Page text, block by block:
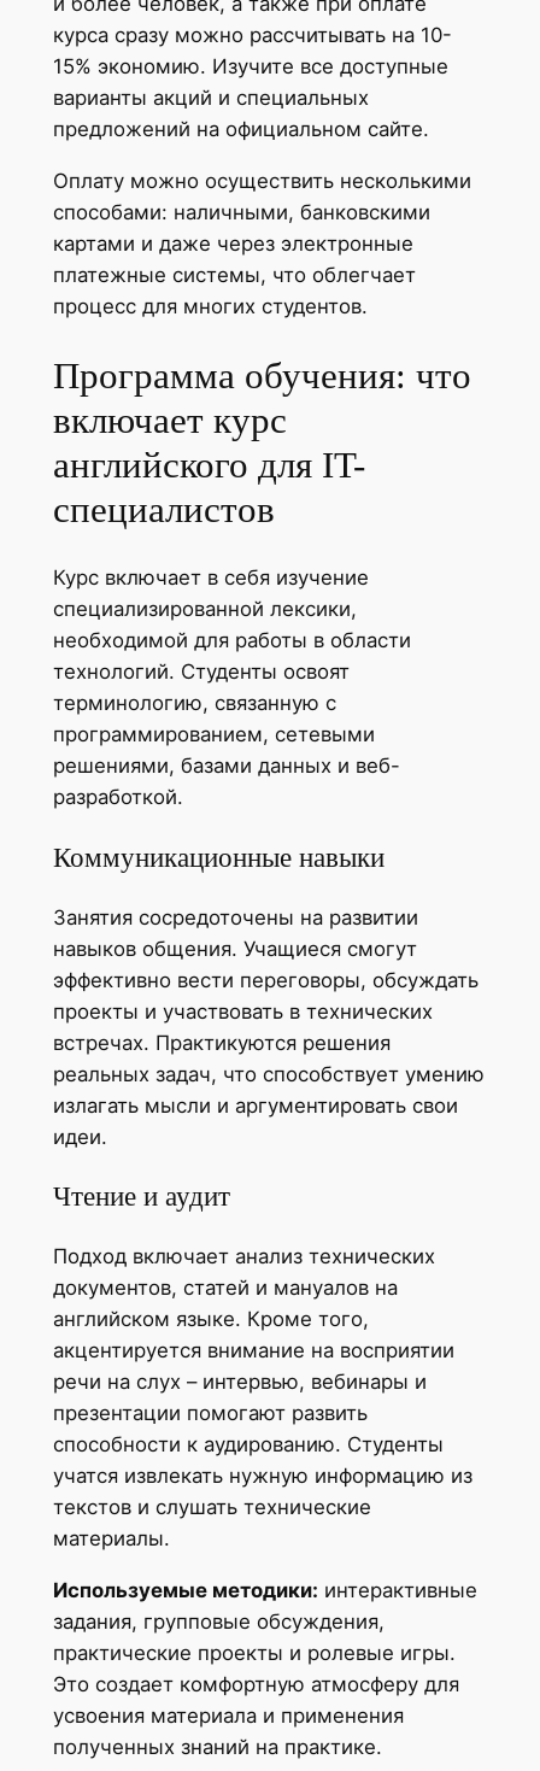
курса сразу можно рассчитывать на 10-
15% экономию. Изучите все доступные
варианты акций и специальных
предложений на официальном сайте.
Оплату можно осуществить несколькими
способами: наличными, банковскими
картами и даже через электронные
платежные системы, что облегчает
процесс для многих студентов.
Программа обучения: что
включает курс
английского для IT-
специалистов
Курс включает в себя изучение
специализированной лексики,
необходимой для работы в области
технологий. Студенты освоят
терминологию, связанную с
программированием, сетевыми
решениями, базами данных и веб-
разработкой.
Коммуникационные навыки
Занятия сосредоточены на развитии
навыков общения. Учащиеся смогут
эффективно вести переговоры, обсуждать
проекты и участвовать в технических
встречах. Практикуются решения
реальных задач, что способствует умению
излагать мысли и аргументировать свои
идеи.
Чтение и аудит
Подход включает анализ технических
документов, статей и мануалов на
английском языке. Кроме того,
акцентируется внимание на восприятии
речи на слух – интервью, вебинары и
презентации помогают развить
способности к аудированию. Студенты
учатся извлекать нужную информацию из
текстов и слушать технические
материалы.
Используемые методики: интерактивные
задания, групповые обсуждения,
практические проекты и ролевые игры.
Это создает комфортную атмосферу для
усвоения материала и применения
полученных знаний на практике.